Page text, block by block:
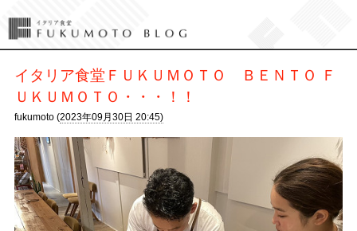
イタリア食堂ＦＵＫＵＭＯＴＯ ＢＥＮＴＯ Ｆ
ＵＫＵＭＯＴＯ・・・！！
fukumoto (2023年09月30日 20:45)